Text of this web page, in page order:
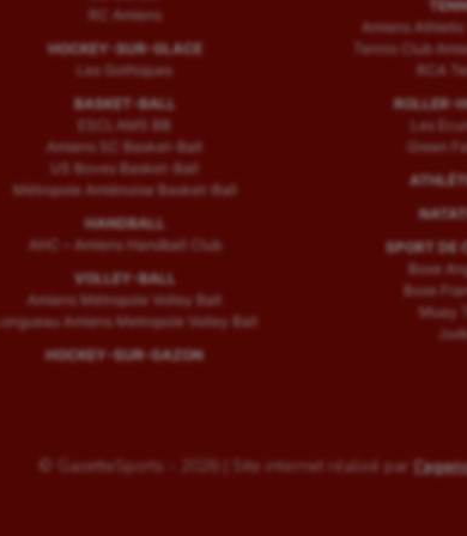
RC Amiens
HOCKEY-SUR-GLACE
Les Gothiques
BASKET-BALL
ESCLAMS BB
Amiens SC Basket-Ball
US Boves Basket-Ball
Métropole Amiénoise Basket-Ball
HANDBALL
AHC – Amiens Handball Club
VOLLEY-BALL
Amiens Métropole Volley Ball
Longueau Amiens Metropole Volley Ball
HOCKEY-SUR-GAZON
Amiens
Tennis Club
RCA
ROLLER-
Les
Green
SPORT DE
Boxe
Boxe
Muay
© GazetteSports - 2026 | Site internet réalisé par